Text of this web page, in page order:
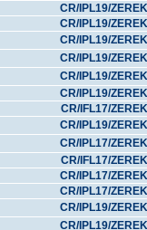
CR/IPL19/
CR/IPL19/
CR/IPL19/
CR/IPL19/
CR/IPL19/
CR/IPL19/
CR/IFL17/
CR/IPL19/
CR/IPL17/
CR/IFL17/
CR/IPL17/
CR/IPL17/
CR/IPL19/
CR/IPL19/